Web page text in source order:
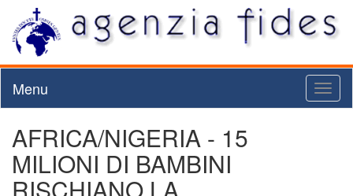
Menu
AFRICA/NIGERIA - 15
MILIONI DI BAMBINI
RISCHIANO LA